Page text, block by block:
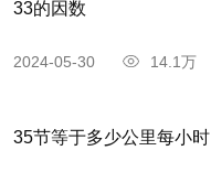
33的因数
2024-05-30 14.1万
35节等于多少公里每小时